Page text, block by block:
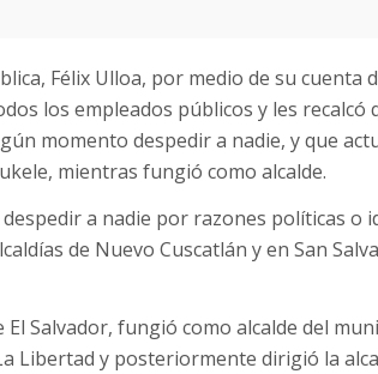
Félix Ulloa, por medio de su cuenta
los empleados públicos y les recalcó
momento despedir a nadie, y que
mientras fungió como alcalde.
a nadie por razones políticas o
de Nuevo Cuscatlán y en San
Salvador, fungió como alcalde del
Libertad y posteriormente dirigió la